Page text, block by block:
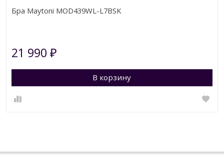
Бра Maytoni MOD439WL-L7BSK
21 990₽
В корзину